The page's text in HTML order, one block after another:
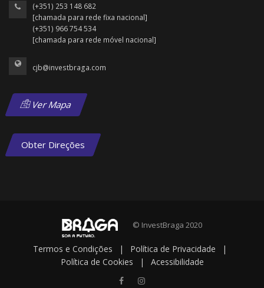
(+351) 253 148 682
[chamada para rede fixa nacional]
(+351) 966 754 534
[chamada para rede móvel nacional]
cjb@investbraga.com
Ver Mapa
Obter Direções
© InvestBraga 2020
Termos e Condições | Política de Privacidade
|
Política de Cookies
| Acessibilidade